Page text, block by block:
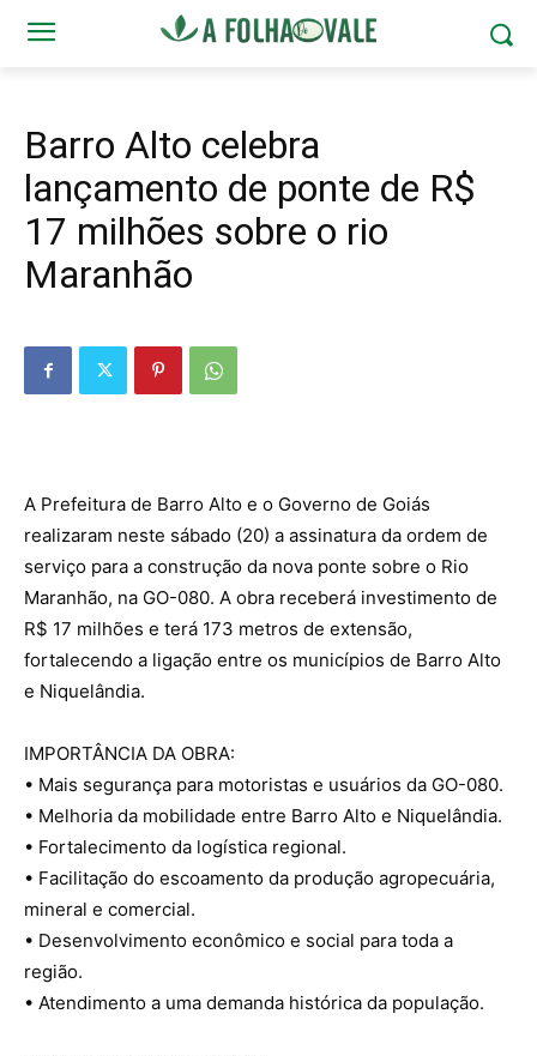
Barro Alto celebra
lançamento de ponte de R$
17 milhões sobre o rio
Maranhão
A Prefeitura de Barro Alto e o Governo de Goiás
realizaram neste sábado (20) a assinatura da ordem de
serviço para a construção da nova ponte sobre o Rio
Maranhão, na GO-080. A obra receberá investimento de
R$ 17 milhões e terá 173 metros de extensão,
fortalecendo a ligação entre os municípios de Barro Alto
e Niquelândia.
IMPORTÂNCIA DA OBRA:
• Mais segurança para motoristas e usuários da GO-080.
• Melhoria da mobilidade entre Barro Alto e Niquelândia.
• Fortalecimento da logística regional.
• Facilitação do escoamento da produção agropecuária,
mineral e comercial.
• Desenvolvimento econômico e social para toda a
região.
• Atendimento a uma demanda histórica da população.